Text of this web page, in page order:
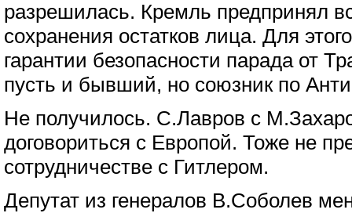
разрешилась. Кремль предпринял
сохранения остатков лица. Для
гарантии безопасности парада от
пусть и бывший, но союзник по
Не получилось. С.Лавров с
договориться с Европой. Тоже не
сотрудничестве с Гитлером.
Депутат из генералов В.Соболев